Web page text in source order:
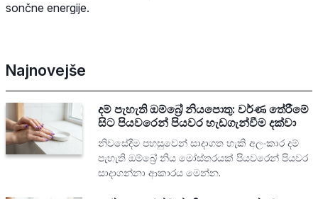
sončne energije.
Najnovejše
දම් පැහැති ඔම්බ්‍රේ නියපොතු: වර්ණ තේරීමේ
සිට පියවරෙන් පියවර හැඩගැන්වීම දක්වා
නිවසේදීම පහසුවෙන් සාදාගත හැකි අලංකාර දම්
පැහැති ඔම්බ්‍රේ නිය මෝස්තරයක් පියවරෙන් පියවර
සාදාගන්නා ආකාරය මෙන්න.